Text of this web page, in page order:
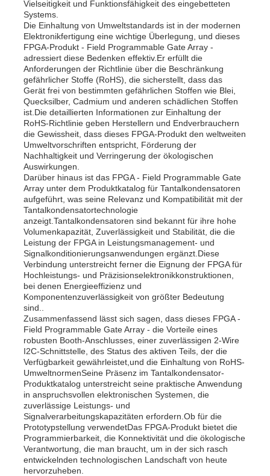
Über uns
Werksbesichtigung
Qualitätskontrolle
Kontakt mit uns
Nachrichten
Fälle
FPGA-Feldprogrammierbares Torarray
MCU-Mikroregler-Einheit
SOC-System auf dem Chip
MPU-IC
CPLD PLD
Infrarot-Wärmedetektor
Vielseitigkeit und Funktionsfähigkeit des eingebetteten
Systems.
Die Einhaltung von Umweltstandards ist in der modernen
Elektronikfertigung eine wichtige Überlegung, und dieses
FPGA-Produkt - Field Programmable Gate Array -
adressiert diese Bedenken effektiv.Er erfüllt die
Anforderungen der Richtlinie über die Beschränkung
gefährlicher Stoffe (RoHS), die sicherstellt, dass das
Gerät frei von bestimmten gefährlichen Stoffen wie Blei,
Quecksilber, Cadmium und anderen schädlichen Stoffen
ist.Die detaillierten Informationen zur Einhaltung der
RoHS-Richtlinie geben Herstellern und Endverbrauchern
die Gewissheit, dass dieses FPGA-Produkt den weltweiten
Umweltvorschriften entspricht, Förderung der
Nachhaltigkeit und Verringerung der ökologischen
Auswirkungen.
Darüber hinaus ist das FPGA - Field Programmable Gate
Array unter dem Produktkatalog für Tantalkondensatoren
aufgeführt, was seine Relevanz und Kompatibilität mit der
Tantalkondensatortechnologie
anzeigt.Tantalkondensatoren sind bekannt für ihre hohe
Volumenkapazität, Zuverlässigkeit und Stabilität, die die
Leistung der FPGA in Leistungsmanagement- und
Signalkonditionierungsanwendungen ergänzt.Diese
Verbindung unterstreicht ferner die Eignung der FPGA für
Hochleistungs- und Präzisionselektronikkonstruktionen,
bei denen Energieeffizienz und
Komponentenzuverlässigkeit von größter Bedeutung
sind..
Zusammenfassend lässt sich sagen, dass dieses FPGA -
Field Programmable Gate Array - die Vorteile eines
robusten Booth-Anschlusses, einer zuverlässigen 2-Wire
I2C-Schnittstelle, des Status des aktiven Teils, der die
Verfügbarkeit gewährleistet,und die Einhaltung von RoHS-
UmweltnormenSeine Präsenz im Tantalkondensator-
Produktkatalog unterstreicht seine praktische Anwendung
in anspruchsvollen elektronischen Systemen, die
zuverlässige Leistungs- und
Signalverarbeitungskapazitäten erfordern.Ob für die
Prototypstellung verwendetDas FPGA-Produkt bietet die
Programmierbarkeit, die Konnektivität und die ökologische
Verantwortung, die man braucht, um in der sich rasch
entwickelnden technologischen Landschaft von heute
hervorzuheben.